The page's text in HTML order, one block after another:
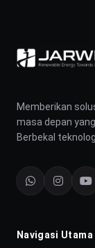
Memberikan
masa depan
Berbekal
Navigasi Utama